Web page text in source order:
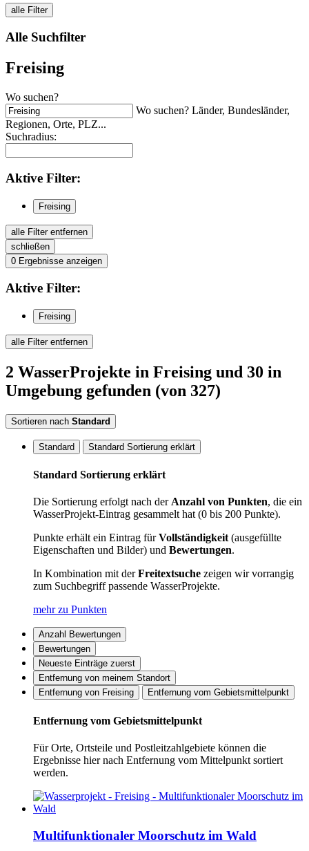
alle Filter
Alle Suchfilter
Freising
Wo suchen?
Wo suchen? Länder, Bundesländer,
Regionen, Orte, PLZ...
Suchradius:
Aktive Filter:
Freising
alle Filter entfernen
schließen
0 Ergebnisse anzeigen
Aktive Filter:
Freising
alle Filter entfernen
2 WasserProjekte in Freising und 30 in
Umgebung gefunden (von 327)
Sortieren nach Standard
Standard Standard Sortierung erklärt
Standard Sortierung erklärt
Die Sortierung erfolgt nach derAnzahl von Punkten, die ein
WasserProjekt-Eintrag gesammelt hat (0 bis 200 Punkte).
Punkte erhält ein Eintrag fürVollständigkeit(ausgefüllte
Eigenschaften und Bilder) und Bewertungen.
In Kombination mit derFreitextsuche zeigen wir vorrangig
zum Suchbegriff passende WasserProjekte.
mehr zu Punkten
Anzahl Bewertungen
Bewertungen
Neueste Einträge zuerst
Entfernung von meinem Standort
Entfernung von Freising
Entfernung vom Gebietsmittelpunkt
Entfernung vom Gebietsmittelpunkt
Für Orte, Ortsteile und Postleitzahlgebiete können die
Ergebnisse hier nach Entfernung vom Mittelpunkt sortiert
werden.
Multifunktionaler Moorschutz im Wald